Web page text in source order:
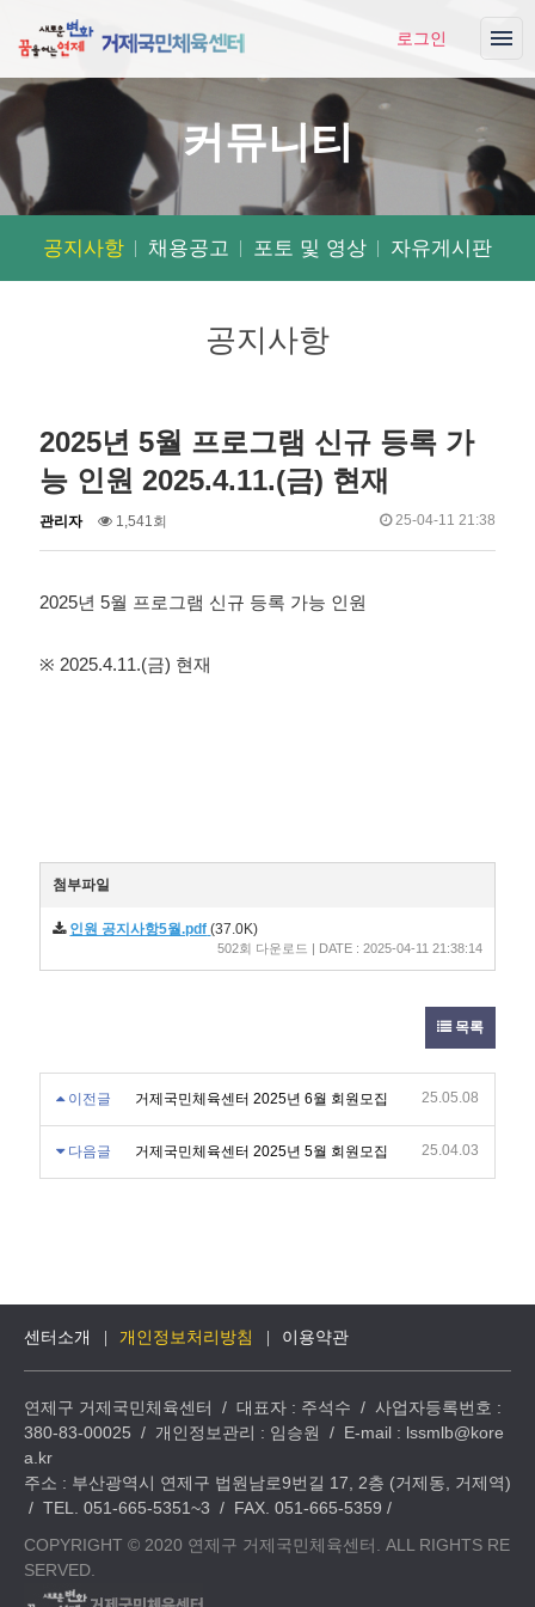
로그인
커뮤니티
공지사항 채용공고 포토 및 영상 자유게시판
공지사항
2025년 5월 프로그램 신규 등록 가
능 인원 2025.4.11.(금) 현재
작
관리자
조 1,541회
작25-04-11 21:38
2025년 5월 프로그램 신규 등록 가능 인원
※ 2025.4.11.(금) 현재
첨부파일
인원 공지사항5월.pdf (37.0K)
502회 다운로드 | DATE : 2025-04-11 21:38:14
목록
이전글 거제국민체육센터 2025년 6월 회원모집 25.05.08
다음글 거제국민체육센터 2025년 5월 회원모집 25.04.03
센터소개 개인정보처리방침 이용약관
연제구 거제국민체육센터 / 대표자 : 주석수 / 사업자등록번호 :
380-83-00025 / 개인정보관리 : 임승원 / E-mail : lssmlb@kore
a.kr
주소 : 부산광역시 연제구 법원남로9번길 17, 2층 (거제동, 거제역)
/ TEL. 051-665-5351~3 / FAX. 051-665-5359 /
COPYRIGHT © 2020 연제구 거제국민체육센터. ALL RIGHTS RE
SERVED.